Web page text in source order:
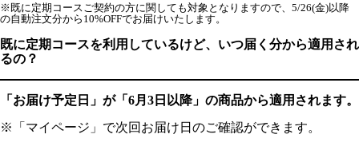
※既に定期コースご契約の方に関しても対象となりますので、5/26(金)以降
の自動注文分から10%OFFでお届けいたします。
既に定期コースを利用しているけど、いつ届く分から適用され
るの？
「お届け予定日」が「6月3日以降」の商品から適用されます。
※「マイページ」で次回お届け日のご確認ができます。